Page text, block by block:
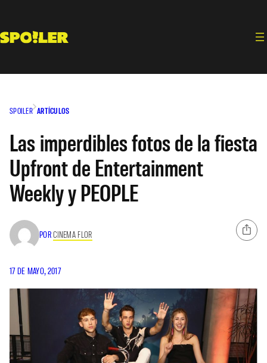
contenido
SPOILER ARTÍCULOS
Las imperdibles fotos de la fiesta
Upfront de Entertainment
Weekly y PEOPLE
PORCINEMA FLOR
17 DE MAYO, 2017